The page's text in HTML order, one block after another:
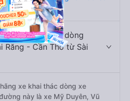
Thơ
nào khai thác dòng
Răng - Cần Thơ từ Sài
xe khai thác dòng xe
này là xe Mỹ Duyên, Vũ